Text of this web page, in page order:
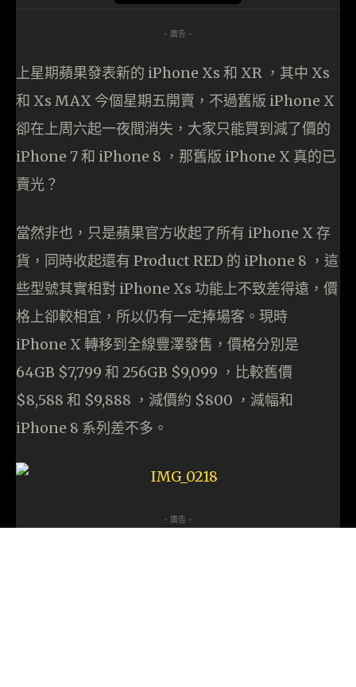
- 廣告 -
上星期蘋果發表新的 iPhone Xs 和 XR ，其中 Xs
和 Xs MAX 今個星期五開賣，不過舊版 iPhone X
卻在上周六起一夜間消失，大家只能買到減了價的
iPhone 7 和 iPhone 8 ，那舊版 iPhone X 真的已
賣光？
當然非也，只是蘋果官方收起了所有 iPhone X 存
貨，同時收起還有 Product RED 的 iPhone 8 ，這
些型號其實相對 iPhone Xs 功能上不致差得遠，價
格上卻較相宜，所以仍有一定捧場客。現時
iPhone X 轉移到全線豐澤發售，價格分別是
64GB $7,799 和 256GB $9,099 ，比較舊價
$8,588 和 $9,888 ，減價約 $800 ，減幅和
iPhone 8 系列差不多。
- 廣告 -